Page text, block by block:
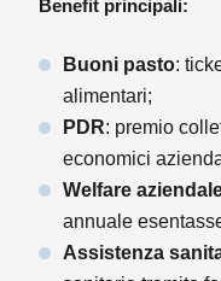
Benefit principali:
Buoni pasto:
alimentari;
PDR: premio
economici
Welfare
annuale
Assistenza